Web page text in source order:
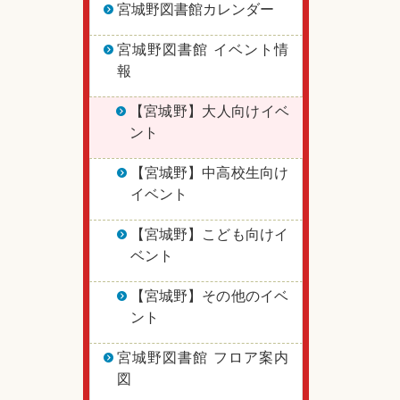
宮城野図書館カレンダー
宮城野図書館 イベント情
報
【宮城野】大人向けイベ
ント
【宮城野】中高校生向け
イベント
【宮城野】こども向けイ
ベント
【宮城野】その他のイベ
ント
宮城野図書館 フロア案内
図